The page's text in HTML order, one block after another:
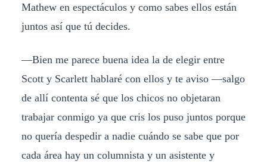
Mathew en espectáculos y como sabes ellos están
juntos así que tú decides.
—Bien me parece buena idea la de elegir entre
Scott y Scarlett hablaré con ellos y te aviso —salgo
de allí contenta sé que los chicos no objetaran
trabajar conmigo ya que cris los puso juntos porque
no quería despedir a nadie cuándo se sabe que por
cada área hay un columnista y un asistente y